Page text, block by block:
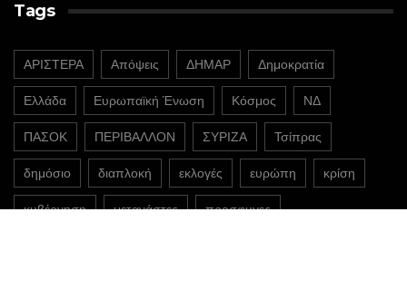
Tags
ΑΡΙΣΤΕΡΑ Απόψεις ΔΗΜΑΡ Δημοκρατία
Ελλάδα Ευρωπαϊκή Ένωση Κόσμος ΝΔ
ΠΑΣΟΚ ΠΕΡΙΒΑΛΛΟΝ ΣΥΡΙΖΑ Τσίπρας
δημόσιο διαπλοκή εκλογές ευρώπη κρίση
κυβέρνηση μετανάστες προσφυγες